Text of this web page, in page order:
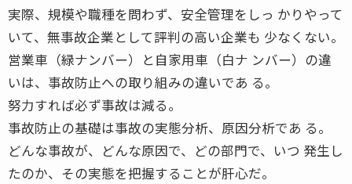
実際、規模や職種を問わず、安全管理をしっ かりやって
いて、無事故企業として評判の高い企業も 少なくない。
営業車（緑ナンバー）と自家用車（白ナ ンバー）の違
いは、事故防止への取り組みの違いであ る。
努力すれば必ず事故は減る。
事故防止の基礎は事故の実態分析、原因分析であ る。
どんな事故が、どんな原因で、どの部門で、いつ 発生し
たのか、その実態を把握することが肝心だ。